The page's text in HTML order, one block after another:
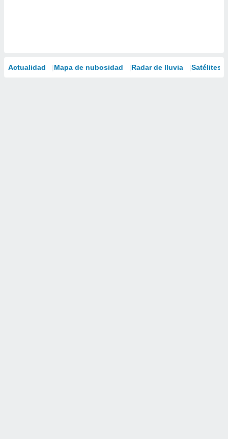
Actualidad Mapa de nubosidad Radar de lluvia Satélites